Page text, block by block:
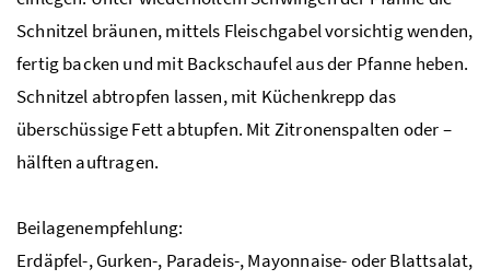
Schnitzel bräunen, mittels Fleischgabel vorsichtig wenden,
fertig backen und mit Backschaufel aus der Pfanne heben.
Schnitzel abtropfen lassen, mit Küchenkrepp das
überschüssige Fett abtupfen. Mit Zitronenspalten oder –
hälften auftragen.
Beilagenempfehlung:
Erdäpfel-, Gurken-, Paradeis-, Mayonnaise- oder Blattsalat,